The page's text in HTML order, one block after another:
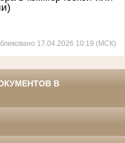
17.04.2026 10:19 (МСК)
В